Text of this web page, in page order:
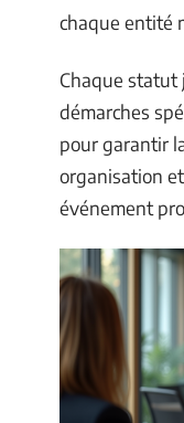
chaque entité
Chaque
démarches
pour garantir
organisation
événement